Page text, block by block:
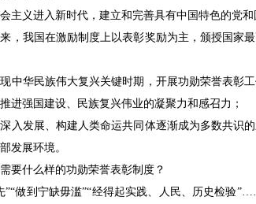
主义进入新时代，建立和完善具有中国特色的党
，我国在激励制度上以表彰奖励为主，颁授国家
中华民族伟大复兴关键时期，开展功勋荣誉表彰
进强国建设、民族复兴伟业的凝聚力和感召力；
入发展、构建人类命运共同体逐渐成为多数共识
发展环境。
要什么样的功勋荣誉表彰制度？
”“做到宁缺毋滥”“经得起实践、人民、历史检验